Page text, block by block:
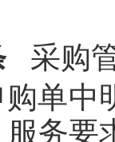
采购
单中
服务要